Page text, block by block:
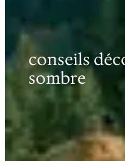
conseils
sombre